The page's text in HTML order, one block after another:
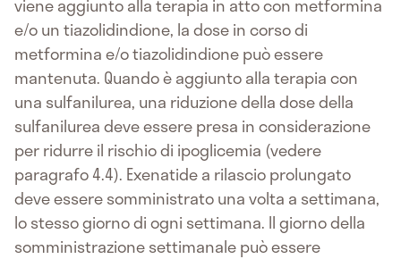
e/o un tiazolidindione, la dose in corso di
metformina e/o tiazolidindione può essere
mantenuta. Quando è aggiunto alla terapia con
una sulfanilurea, una riduzione della dose della
sulfanilurea deve essere presa in considerazione
per ridurre il rischio di ipoglicemia (vedere
paragrafo 4.4). Exenatide a rilascio prolungato
deve essere somministrato una volta a settimana,
lo stesso giorno di ogni settimana. Il giorno della
somministrazione settimanale può essere